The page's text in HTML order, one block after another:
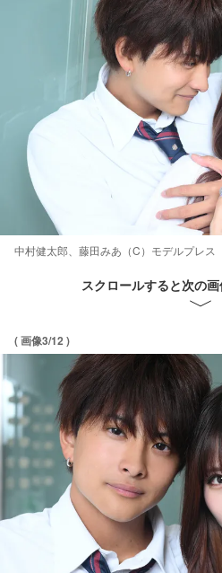
中村健太郎、藤田みあ（C）モデルプレス
スクロールすると次の
( 画像3/12 )